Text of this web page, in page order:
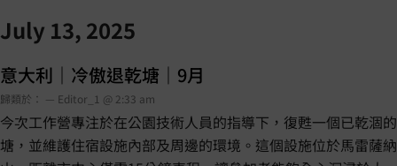
July 13, 2025
意大利｜冷傲退乾塘｜9月
歸類於： — Editor_1 @ 2:33 am
今次工作營專注於在公園技術人員的指導下，復甦一個已乾涸的
塘，並維護住宿設施內部及周邊的環境。這個設施位於馬雷薩納